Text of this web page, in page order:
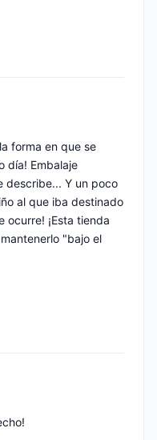
forma en que se
día! Embalaje
describe... Y un poco
al que iba destinado
ocurre! ¡Esta tienda
"bajo el